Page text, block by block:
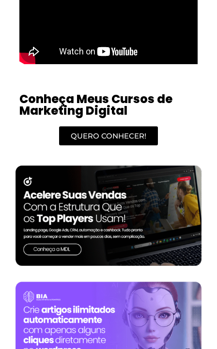
Conheça Meus Cursos de
Marketing Digital
QUERO CONHECER!